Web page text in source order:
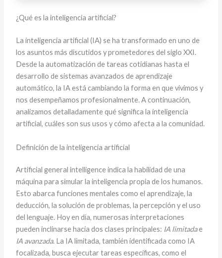
¿Qué es la inteligencia artificial?
La inteligencia artificial (IA) se ha transformado en uno de
los asuntos más discutidos y prometedores del siglo XXI.
Desde la automatización de tareas cotidianas hasta el
desarrollo de sistemas avanzados de aprendizaje
automático, la IA está cambiando la forma en que vivimos y
nos desempeñamos profesionalmente. A continuación,
analizamos detalladamente qué significa la inteligencia
artificial, cuáles son sus usos y cómo afecta a la comunidad.
Definición de la inteligencia artificial
Artificial general intelligence indica la habilidad de una
máquina para simular la inteligencia propia de los humanos.
Esto abarca funciones mentales como el aprendizaje, la
deducción, la solución de problemas, la percepción y el uso
del lenguaje. Hoy en día, numerosas interpretaciones
pueden inclinarse hacia dos clases principales: IA limitadae
IA avanzada. La IA limitada, también identificada como IA
focalizada, busca ejecutar tareas específicas, como el